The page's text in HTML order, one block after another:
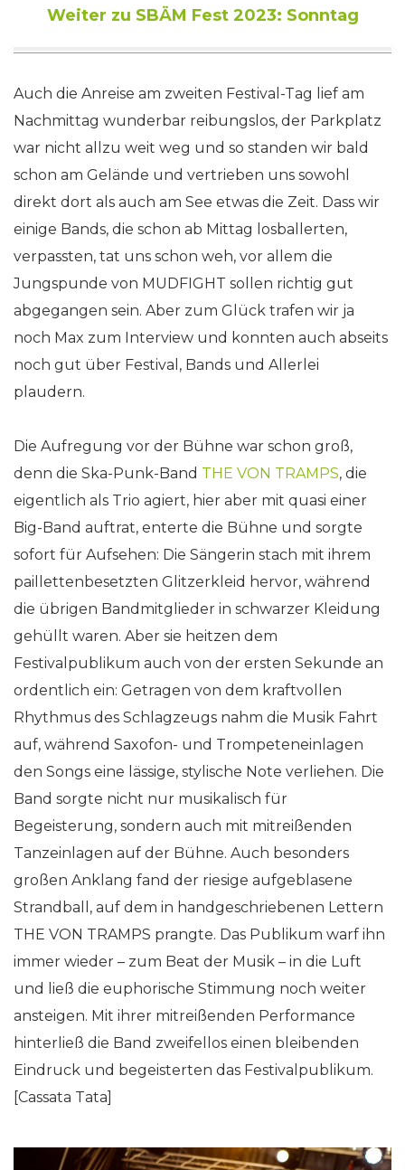
Weiter zu SBÄM Fest 2023: Sonntag
Auch die Anreise am zweiten Festival-Tag lief am
Nachmittag wunderbar reibungslos, der Parkplatz
war nicht allzu weit weg und so standen wir bald
schon am Gelände und vertrieben uns sowohl
direkt dort als auch am See etwas die Zeit. Dass wir
einige Bands, die schon ab Mittag losballerten,
verpassten, tat uns schon weh, vor allem die
Jungspunde von MUDFIGHT sollen richtig gut
abgegangen sein. Aber zum Glück trafen wir ja
noch Max zum Interview und konnten auch abseits
noch gut über Festival, Bands und Allerlei
plaudern.
Die Aufregung vor der Bühne war schon groß,
denn die Ska-Punk-Band THE VON TRAMPS, die
eigentlich als Trio agiert, hier aber mit quasi einer
Big-Band auftrat, enterte die Bühne und sorgte
sofort für Aufsehen: Die Sängerin stach mit ihrem
paillettenbesetzten Glitzerkleid hervor, während
die übrigen Bandmitglieder in schwarzer Kleidung
gehüllt waren. Aber sie heitzen dem
Festivalpublikum auch von der ersten Sekunde an
ordentlich ein: Getragen von dem kraftvollen
Rhythmus des Schlagzeugs nahm die Musik Fahrt
auf, während Saxofon- und Trompeteneinlagen
den Songs eine lässige, stylische Note verliehen. Die
Band sorgte nicht nur musikalisch für
Begeisterung, sondern auch mit mitreißenden
Tanzeinlagen auf der Bühne. Auch besonders
großen Anklang fand der riesige aufgeblasene
Strandball, auf dem in handgeschriebenen Lettern
THE VON TRAMPS prangte. Das Publikum warf ihn
immer wieder – zum Beat der Musik – in die Luft
und ließ die euphorische Stimmung noch weiter
ansteigen. Mit ihrer mitreißenden Performance
hinterließ die Band zweifellos einen bleibenden
Eindruck und begeisterten das Festivalpublikum.
[Cassata Tata]